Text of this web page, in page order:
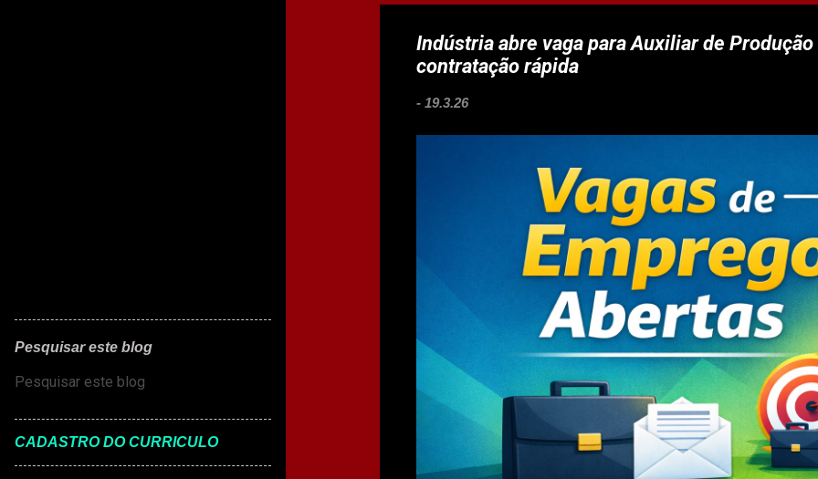
Indústria abre vaga para Auxiliar de
contratação rápida
- 19.3.26
Pesquisar este blog
CADASTRO DO CURRICULO